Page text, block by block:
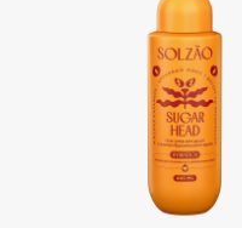
Boadicea The Victorious